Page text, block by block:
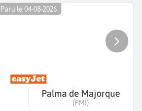
Paru le 04-08-2026
Palma de Majorque
(PMI)